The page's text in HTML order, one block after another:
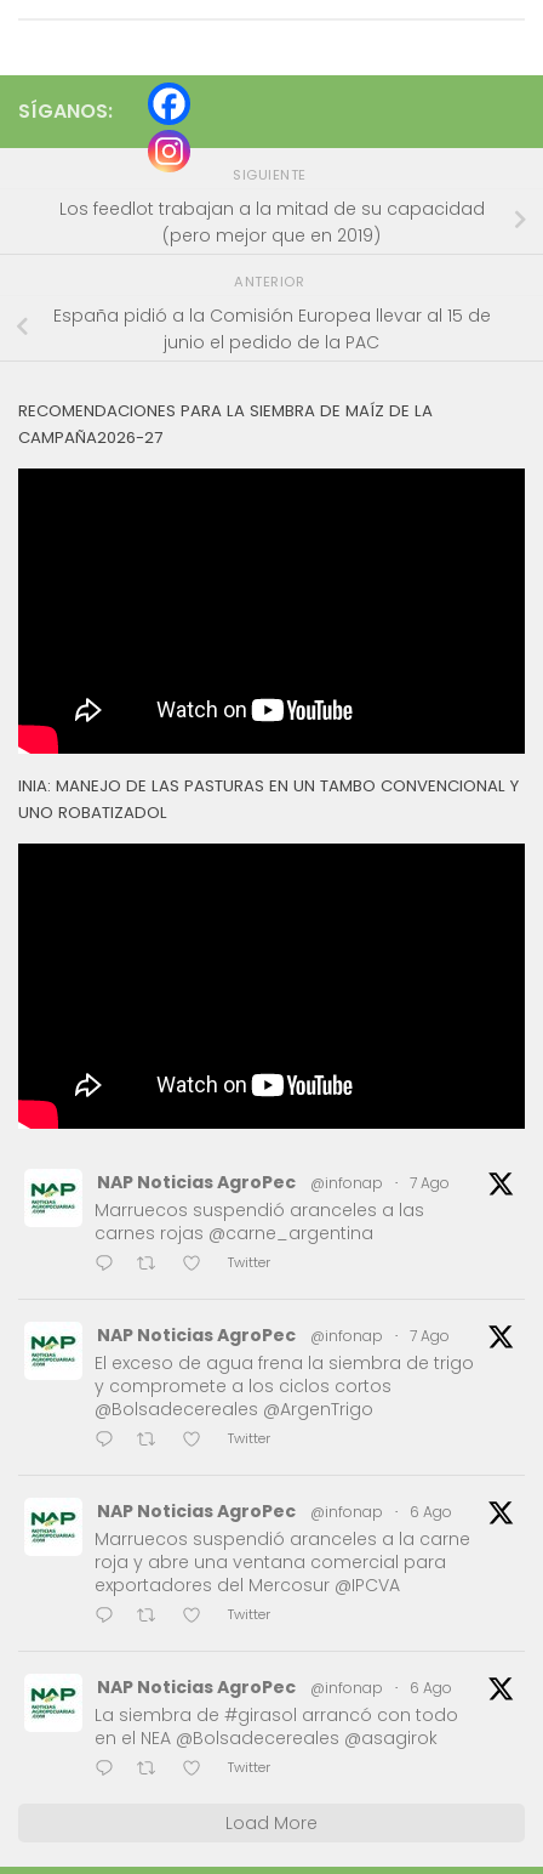
SÍGANOS:
SIGUIENTE
Los feedlot trabajan a la mitad de su capacidad
(pero mejor que en 2019)
ANTERIOR
España pidió a la Comisión Europea llevar al 15 de
junio el pedido de la PAC
RECOMENDACIONES PARA LA SIEMBRA DE MAÍZ DE LA
CAMPAÑA2026-27
INIA: MANEJO DE LAS PASTURAS EN UN TAMBO CONVENCIONAL Y
UNO ROBATIZADOL
NAP Noticias AgroPec @infonap · 7 Ago
Marruecos suspendió aranceles a las
carnes rojas @carne_argentina
Twitter
NAP Noticias AgroPec @infonap · 7 Ago
El exceso de agua frena la siembra de trigo
y compromete a los ciclos cortos
@Bolsadecereales @ArgenTrigo
Twitter
NAP Noticias AgroPec @infonap · 6 Ago
Marruecos suspendió aranceles a la carne
roja y abre una ventana comercial para
exportadores del Mercosur @IPCVA
Twitter
NAP Noticias AgroPec @infonap · 6 Ago
La siembra de #girasol arrancó con todo
en el NEA @Bolsadecereales @asagirok
Twitter
Load More